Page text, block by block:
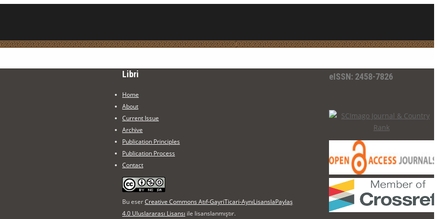
eISSN: 2458-7826
Libri
Home
About
Current Issue
Archive
Publication Principles
Publication Process
Contact
Bu eserCreative Commons Atıf-GayriTicari-AynıLisanslaPaylaş
4.0 Uluslararası Lisansı ile lisanslanmıştır.